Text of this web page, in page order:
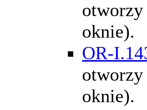
oknie).
OR-
oknie).